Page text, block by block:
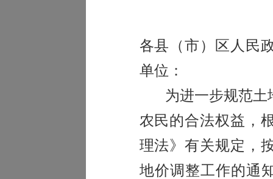
各县（市）区人民
单位 ：
为进一步规范
农民的合法权益，
理法》有关规定，
地价调整工作的通